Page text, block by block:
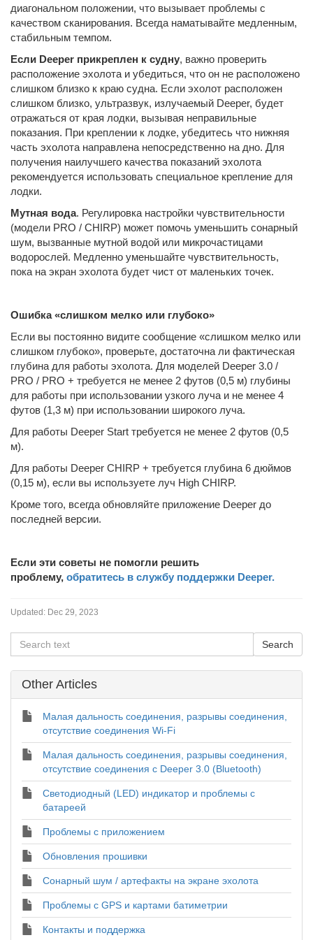
диагональном положении, что вызывает проблемы с
качеством сканирования. Всегда наматывайте медленным,
стабильным темпом.
Если Deeper прикреплен к судну, важно проверить
расположение эхолота и убедиться, что он не расположено
слишком близко к краю судна. Если эхолот расположен
слишком близко, ультразвук, излучаемый Deeper, будет
отражаться от края лодки, вызывая неправильные
показания. При креплении к лодке, убедитесь что нижняя
часть эхолота направлена непосредственно на дно. Для
получения наилучшего качества показаний эхолота
рекомендуется использовать специальное крепление для
лодки.
Мутная вода. Регулировка настройки чувствительности
(модели PRO / CHIRP) может помочь уменьшить сонарный
шум, вызванные мутной водой или микрочастицами
водорослей. Медленно уменьшайте чувствительность,
пока на экран эхолота будет чист от маленьких точек.
Ошибка «слишком мелко или глубоко»
Если вы постоянно видите сообщение «слишком мелко или
слишком глубоко», проверьте, достаточна ли фактическая
глубина для работы эхолота. Для моделей Deeper 3.0 /
PRO / PRO + требуется не менее 2 футов (0,5 м) глубины
для работы при использовании узкого луча и не менее 4
футов (1,3 м) при использовании широкого луча.
Для работы Deeper Start требуется не менее 2 футов (0,5
м).
Для работы Deeper CHIRP + требуется глубина 6 дюймов
(0,15 м), если вы используете луч High CHIRP.
Кроме того, всегда обновляйте приложение Deeper до
последней версии.
Если эти советы не помогли решить
проблему, обратитесь в службу поддержки Deeper.
Updated: Dec 29, 2023
Other Articles
Малая дальность соединения, разрывы соединения,
отсутствие соединения Wi-Fi
Малая дальность соединения, разрывы соединения,
отсутствие соединения с Deeper 3.0 (Bluetooth)
Светодиодный (LED) индикатор и проблемы с
батареей
Проблемы с приложением
Обновления прошивки
Сонарный шум / артефакты на экране эхолота
Проблемы с GPS и картами батиметрии
Контакты и поддержка